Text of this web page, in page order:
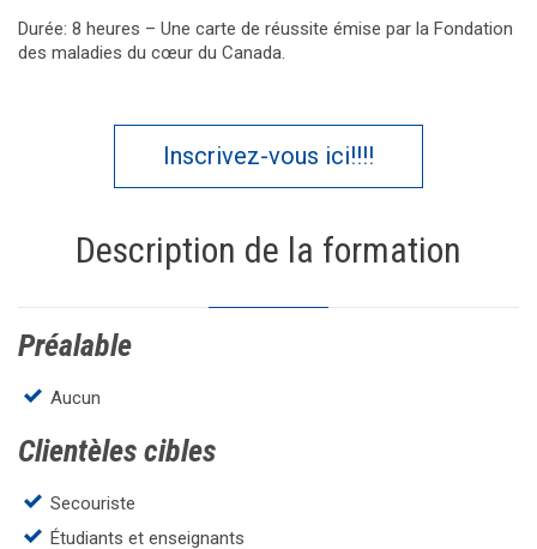
Durée: 8 heures – Une carte de réussite émise par la Fondation
des maladies du cœur du Canada.
Inscrivez-vous ici!!!!
Description de la formation
Préalable
Aucun
Clientèles cibles
Secouriste
Étudiants et enseignants